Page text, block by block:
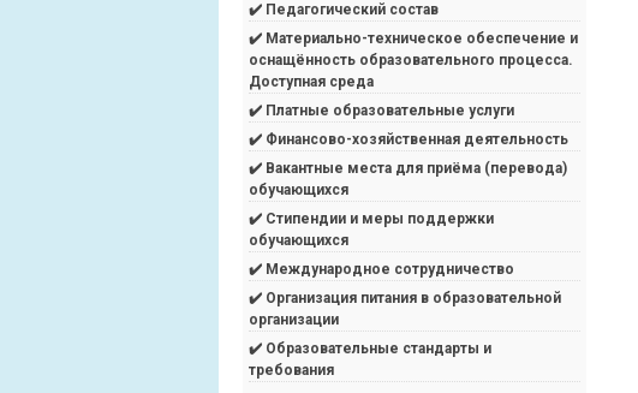
✔️ Педагогический состав
✔️ Материально-техническое обеспечение и
оснащённость образовательного процесса.
Доступная среда
✔️ Платные образовательные услуги
✔️ Финансово-хозяйственная деятельность
✔️ Вакантные места для приёма (перевода)
обучающихся
✔️ Стипендии и меры поддержки
обучающихся
✔️ Международное сотрудничество
✔️ Организация питания в образовательной
организации
✔️ Образовательные стандарты и
требования